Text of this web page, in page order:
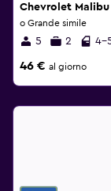
Chevrolet Malibu
o Grande simile
5 2 4-
46 € al giorno